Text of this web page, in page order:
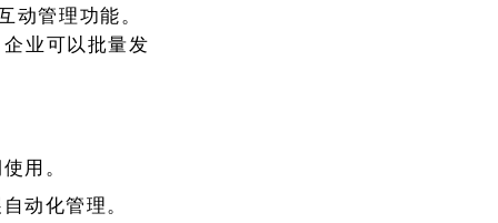
动管理功能。
业可以批量发
用。
动化管理。